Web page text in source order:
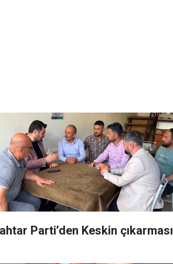
Parti’den Keskin çıkarması